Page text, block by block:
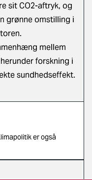
sit CO2-aftryk, og
grønne omstilling i
mellem
forskning i
sundhedseffekt.
er også